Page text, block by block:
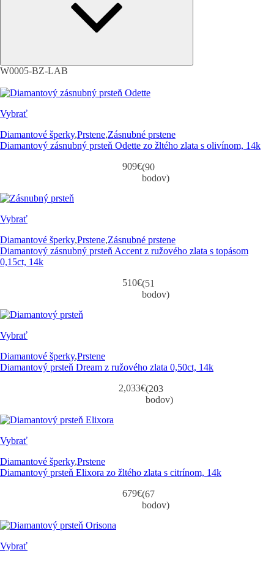
W0005-BZ-LAB
Vybrať
Diamantové šperky,Prstene,Zásnubné prstene
Diamantový zásnubný prsteň Odette zo žltého zlata s olivínom, 14k
909€(90
bodov)
Vybrať
Diamantové šperky,Prstene,Zásnubné prstene
Diamantový zásnubný prsteň Accent z ružového zlata s topásom
0,15ct, 14k
510€(51
bodov)
Vybrať
Diamantové šperky,Prstene
Diamantový prsteň Dream z ružového zlata 0,50ct, 14k
2,033€(203
bodov)
Vybrať
Diamantové šperky,Prstene
Diamantový prsteň Elixora zo žltého zlata s citrínom, 14k
679€(67
bodov)
Vybrať